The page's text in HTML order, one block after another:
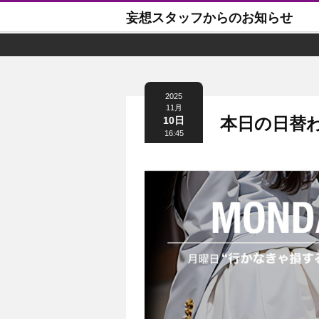
妄想スタッフからのお知らせ
2025
11月
10日
16:45 本日の日替